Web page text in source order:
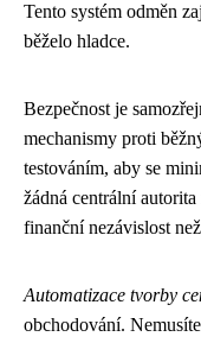
Tento systém odměn
běželo hladce.
Bezpečnost je
mechanismy proti
testováním, aby se
žádná centrální
finanční nezávislost
Automatizace tvorby
obchodování.